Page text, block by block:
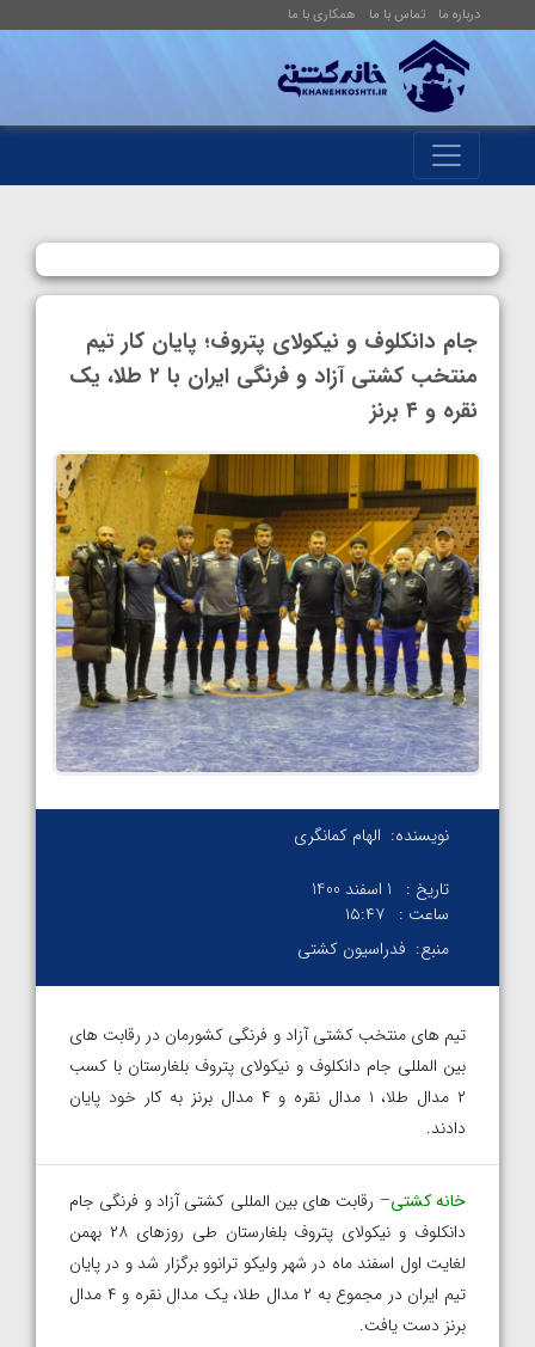
درباره ما تماس با ما همکاری با ما
جام دانکلوف و نیکولای پتروف؛ پایان کار تیم
منتخب کشتی آزاد و فرنگی ایران با ۲ طلا، یک
نقره و ۴ برنز
نویسنده: الهام کمانگری
تاریخ :
1 اسفند 1400
ساعت : ۱۵:۴۷
منبع: فدراسیون کشتی
تیم های منتخب کشتی آزاد و فرنگی کشورمان در رقابت های
بین المللی جام دانکلوف و نیکولای پتروف بلغارستان با کسب
۲ مدال طلا، ۱ مدال نقره و ۴ مدال برنز به کار خود پایان
دادند.
خانه کشتی– رقابت های بین المللی کشتی آزاد و فرنگی جام
دانکلوف و نیکولای پتروف بلغارستان طی روزهای ۲۸ بهمن
لغایت اول اسفند ماه در شهر ولیکو ترانوو برگزار شد و در پایان
تیم ایران در مجموع به ۲ مدال طلا، یک مدال نقره و ۴ مدال
برنز دست یافت.